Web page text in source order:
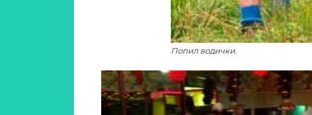
Попил водички.